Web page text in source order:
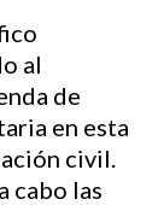
al
de
en esta
civil.
cabo las